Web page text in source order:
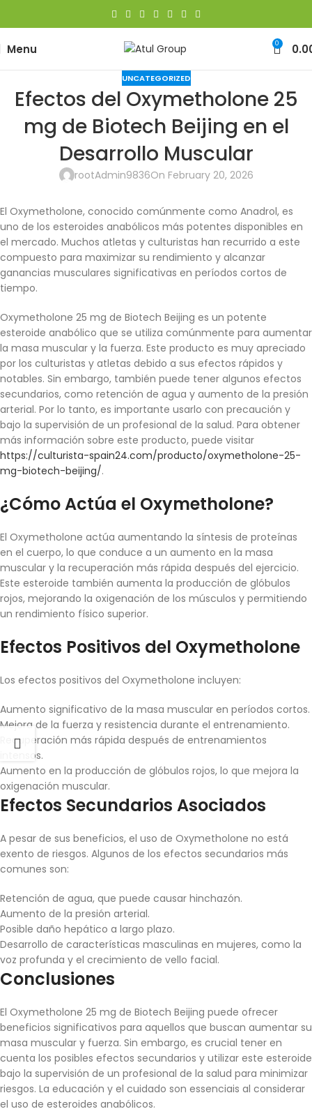
Menu 0
UNCATEGORIZED
Efectos del Oxymetholone 25
mg de Biotech Beijing en el
Desarrollo Muscular
rootAdmin9836On February 20, 2026
El Oxymetholone, conocido comúnmente como Anadrol, es
uno de los esteroides anabólicos más potentes disponibles en
el mercado. Muchos atletas y culturistas han recurrido a este
compuesto para maximizar su rendimiento y alcanzar
ganancias musculares significativas en períodos cortos de
tiempo.
Oxymetholone 25 mg de Biotech Beijing es un potente
esteroide anabólico que se utiliza comúnmente para aumentar
la masa muscular y la fuerza. Este producto es muy apreciado
por los culturistas y atletas debido a sus efectos rápidos y
notables. Sin embargo, también puede tener algunos efectos
secundarios, como retención de agua y aumento de la presión
arterial. Por lo tanto, es importante usarlo con precaución y
bajo la supervisión de un profesional de la salud. Para obtener
más información sobre este producto, puede visitar
https://culturista-spain24.com/producto/oxymetholone-25-
mg-biotech-beijing/.
¿Cómo Actúa el Oxymetholone?
El Oxymetholone actúa aumentando la síntesis de proteínas
en el cuerpo, lo que conduce a un aumento en la masa
muscular y la recuperación más rápida después del ejercicio.
Este esteroide también aumenta la producción de glóbulos
rojos, mejorando la oxigenación de los músculos y permitiendo
un rendimiento físico superior.
Efectos Positivos del Oxymetholone
Los efectos positivos del Oxymetholone incluyen:
Aumento significativo de la masa muscular en períodos cortos.
Mejora de la fuerza y resistencia durante el entrenamiento.
Recuperación más rápida después de entrenamientos
intensos.
Aumento en la producción de glóbulos rojos, lo que mejora la
oxigenación muscular.
Efectos Secundarios Asociados
A pesar de sus beneficios, el uso de Oxymetholone no está
exento de riesgos. Algunos de los efectos secundarios más
comunes son:
Retención de agua, que puede causar hinchazón.
Aumento de la presión arterial.
Posible daño hepático a largo plazo.
Desarrollo de características masculinas en mujeres, como la
voz profunda y el crecimiento de vello facial.
Conclusiones
El Oxymetholone 25 mg de Biotech Beijing puede ofrecer
beneficios significativos para aquellos que buscan aumentar su
masa muscular y fuerza. Sin embargo, es crucial tener en
cuenta los posibles efectos secundarios y utilizar este esteroide
bajo la supervisión de un profesional de la salud para minimizar
riesgos. La educación y el cuidado son essenciais al considerar
el uso de esteroides anabólicos.